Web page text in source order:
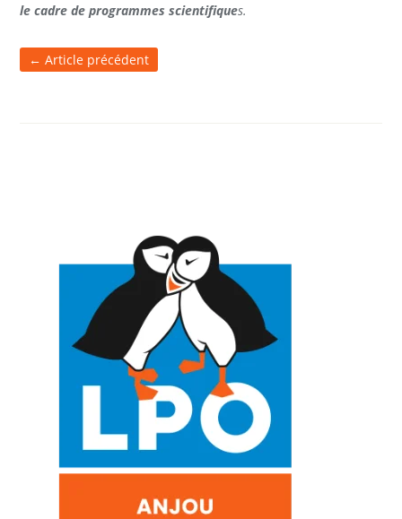
le cadre de programmes scientifiques.
←Article précédent